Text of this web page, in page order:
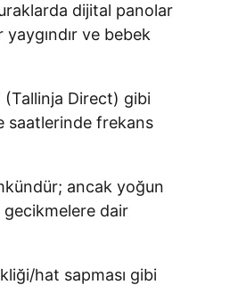
dijital panolar
ve bebek
(Tallinja Direct) gibi
saatlerinde frekans
ancak yoğun
gecikmelere dair
hat sapması gibi